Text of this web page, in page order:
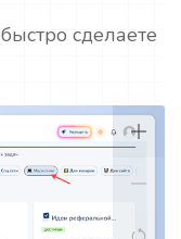
сделаете